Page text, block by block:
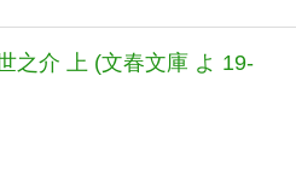
之介 上 (文春文庫 よ 19-